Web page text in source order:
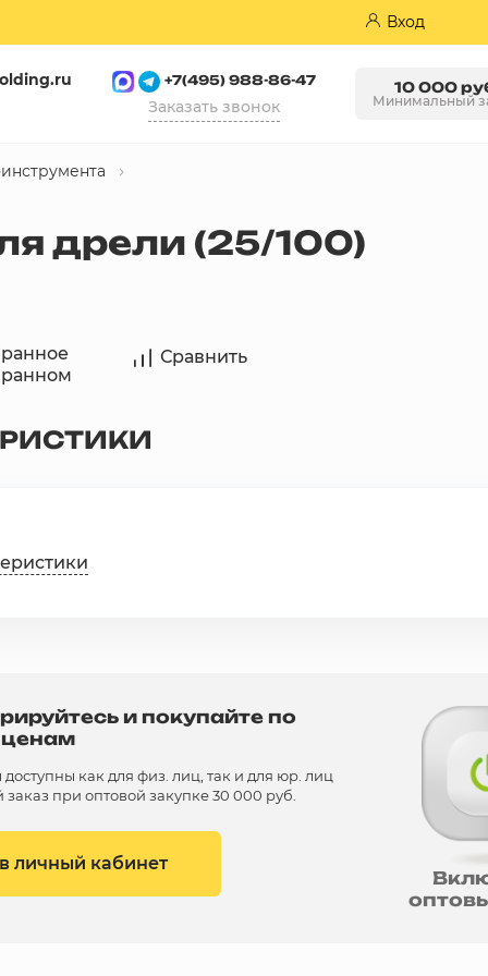
Вход
+7(495) 988-86-47
Заказать звонок
10 000
Минимальный
дрели (25/100)
Сравнить
и покупайте по
как для физ. лиц, так и для юр. лиц
при оптовой закупке 30 000 руб.
личный кабинет